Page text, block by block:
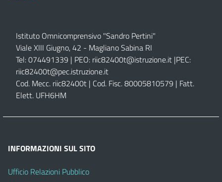
Istituto Omnicomprensivo "Sandro Pertini"
Viale XIII Giugno, 42 - Magliano Sabina RI
Tel: 074491339 | PEO: riic82400t@istruzione.it |PEC:
riic82400t@pec.istruzione.it
Cod. Mecc. riic82400t | Cod. Fisc. 80005810579 | Fatt.
Elett. UFH6HM
INFORMAZIONI SUL SITO
Ufficio Relazioni Pubblico